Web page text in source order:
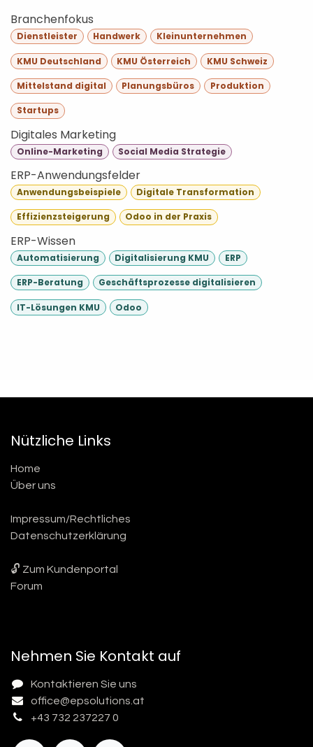
Branchenfokus
Dienstleister Handwerk Kleinunternehmen
KMU Deutschland KMU Österreich KMU Schweiz
Mittelstand digital Planungsbüros Produktion
Startups
Digitales Marketing
Online-Marketing Social Media Strategie
ERP-Anwendungsfelder
Anwendungsbeispiele Digitale Transformation
Effizienzsteigerung Odoo in der Praxis
ERP-Wissen
Automatisierung Digitalisierung KMU ERP
ERP-Beratung Geschäftsprozesse digitalisieren
IT-Lösungen KMU Odoo
Nützliche Links
Home
Über uns
Impressum/Rechtliches
Datenschutzerklärung
🔓 Zum Kundenportal
Forum
Nehmen Sie Kontakt auf
Kontaktieren Sie uns
office@epsolutions.at
+43 732 237227 0